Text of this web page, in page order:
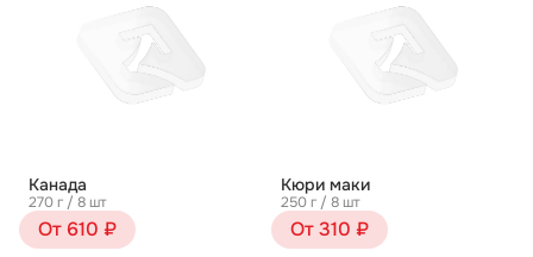
Канада
270 г / 8 шт
От 610 ₽
Кюри маки
250 г / 8 шт
От 310 ₽